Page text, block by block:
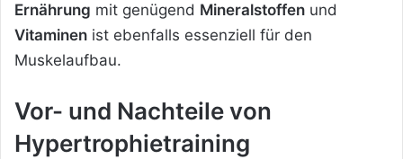
Ernährung mit genügend Mineralstoffen und
Vitaminen ist ebenfalls essenziell für den
Muskelaufbau.
Vor- und Nachteile von
Hypertrophietraining